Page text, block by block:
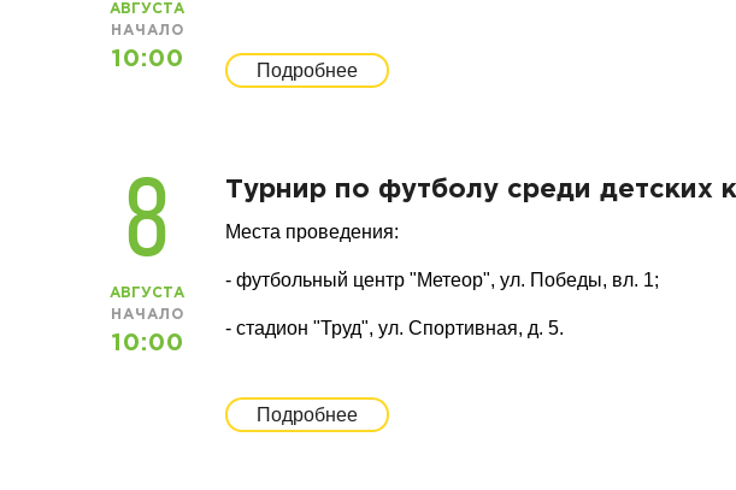
АВГУСТА
НАЧАЛО
10:00
Подробнее
8
АВГУСТА
НАЧАЛО
10:00
Турнир по футболу среди
Места проведения:
- футбольный центр "Метеор", ул. Победы, вл. 1;
- стадион "Труд", ул. Спортивная, д. 5.
Подробнее